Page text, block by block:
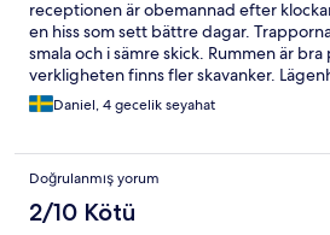
receptionen är obemannad efter
en hiss som sett bättre dagar.
smala och i sämre skick. Rummen är
verkligheten finns fler skavanker.
väldigt lyhörda och ventilationen dålig.
bäddsoffa och gick inte att sova i. I
Parkeringsplats finns nära stranden,
de gröna rutorna och köp
Daniel, 4 gecelik seyahat
Doğrulanmış yorum
2/10 Kötü